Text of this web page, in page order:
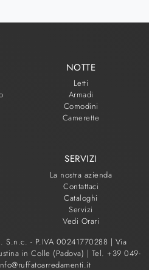
NOTTE
Letti
Armadi
Comodini
Camerette
SERVIZI
La nostra azienda
Contattaci
Cataloghi
Servizi
Vedi Orari
- P.IVA 00241770288 | Via
in Colle (Padova) | Tel. +39 049-